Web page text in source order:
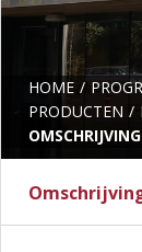
HOME
PRODUCTEN
OMSCHRIJVING